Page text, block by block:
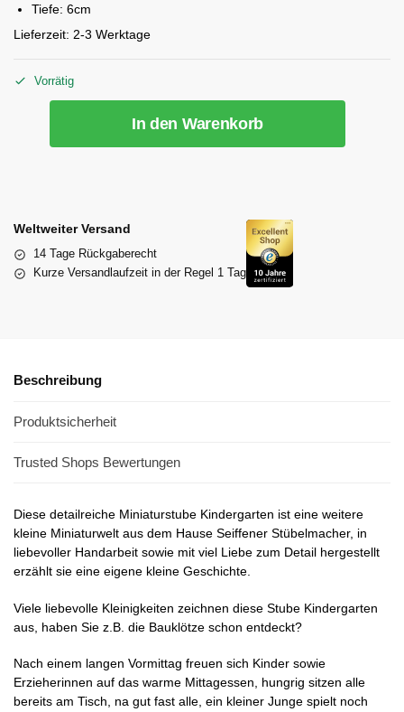
Tiefe: 6cm
Lieferzeit: 2-3 Werktage
Vorrätig
In den Warenkorb
Weltweiter Versand
14 Tage Rückgaberecht
Kurze Versandlaufzeit in der Regel 1 Tag
Beschreibung
Produktsicherheit
Trusted Shops Bewertungen
Diese detailreiche Miniaturstube Kindergarten ist eine weitere
kleine Miniaturwelt aus dem Hause Seiffener Stübelmacher, in
liebevoller Handarbeit sowie mit viel Liebe zum Detail hergestellt
erzählt sie eine eigene kleine Geschichte.
Viele liebevolle Kleinigkeiten zeichnen diese Stube Kindergarten
aus, haben Sie z.B. die Bauklötze schon entdeckt?
Nach einem langen Vormittag freuen sich Kinder sowie
Erzieherinnen auf das warme Mittagessen, hungrig sitzen alle
bereits am Tisch, na gut fast alle, ein kleiner Junge spielt noch